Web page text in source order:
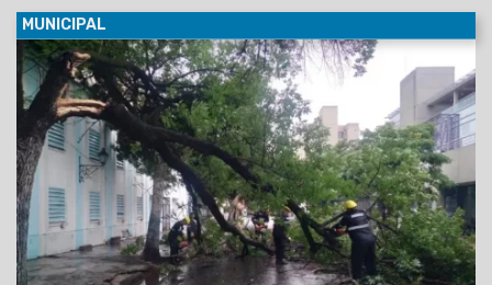
MUNICIPAL
04/01/2025
Personal municipal intervino tras la caída de
árboles y ramas de gran porte en distintos puntos de la
ciudad, reportados por los vecinos. Los canales funcionaron
adecuadamente. No hubo anegamientos ni personas
evacuadas.